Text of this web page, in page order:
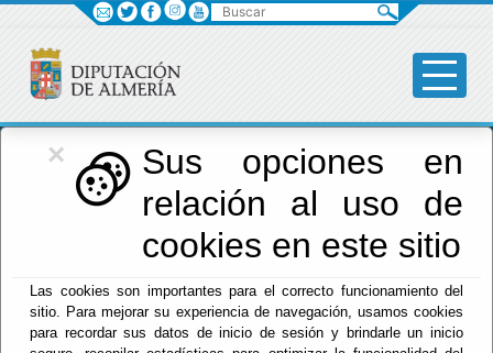
×
Sus opciones en
relación al uso de
cookies en este sitio
Las cookies son importantes para el correcto funcionamiento del
sitio. Para mejorar su experiencia de navegación, usamos cookies
para recordar sus datos de inicio de sesión y brindarle un inicio
Diputación
Menú Diputación
Saludo del
Buscar